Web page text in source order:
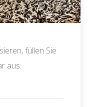
füllen Sie
aus: